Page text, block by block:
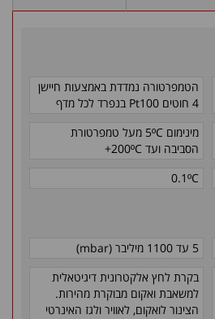
הטמפרטורה נמדדת באמצעות חיישן
4 חוטים Pt100 בנפרד לכל מדף
מינימום 5ºC מעל טמפרטורת
הסביבה ועד 200ºC+
0.1ºC
5 עד 1100 מיליבר (mbar)
בקרת לחץ אלקטרונית דיגיטאלית
למשאבת ואקום מבוקרת מהירות.
הצינור לואקום, לאוויר ולגז האינרטי